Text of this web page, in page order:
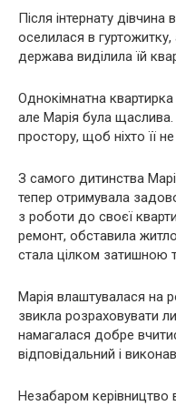
Після інтернату дівчина
оселилася в
держава виділила їй
Однокімнатна
але Марія була щаслива.
простору, щоб ніхто її
З самого дитинства
тепер отримувала
з роботи до своєї
ремонт, обставила житло
стала цілком
Марія влаштувалася на
звикла розраховувати
намагалася добре
відповідальний і
Незабаром керівництво